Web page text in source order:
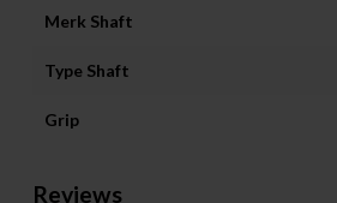
Merk Shaft
Type Shaft
Grip
Reviews